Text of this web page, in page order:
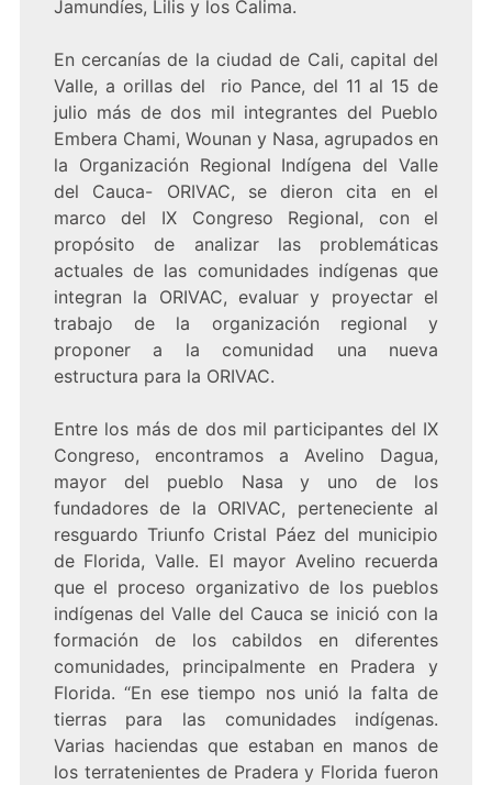
Jamundíes, Lilis y los Calima.
En cercanías de la ciudad de Cali, capital del
Valle, a orillas del rio Pance, del 11 al 15 de
julio más de dos mil integrantes del Pueblo
Embera Chami, Wounan y Nasa, agrupados en
la Organización Regional Indígena del Valle
del Cauca- ORIVAC, se dieron cita en el
marco del IX Congreso Regional, con el
propósito de analizar las problemáticas
actuales de las comunidades indígenas que
integran la ORIVAC, evaluar y proyectar el
trabajo de la organización regional y
proponer a la comunidad una nueva
estructura para la ORIVAC.
Entre los más de dos mil participantes del IX
Congreso, encontramos a Avelino Dagua,
mayor del pueblo Nasa y uno de los
fundadores de la ORIVAC, perteneciente al
resguardo Triunfo Cristal Páez del municipio
de Florida, Valle. El mayor Avelino recuerda
que el proceso organizativo de los pueblos
indígenas del Valle del Cauca se inició con la
formación de los cabildos en diferentes
comunidades, principalmente en Pradera y
Florida. “En ese tiempo nos unió la falta de
tierras para las comunidades indígenas.
Varias haciendas que estaban en manos de
los terratenientes de Pradera y Florida fueron